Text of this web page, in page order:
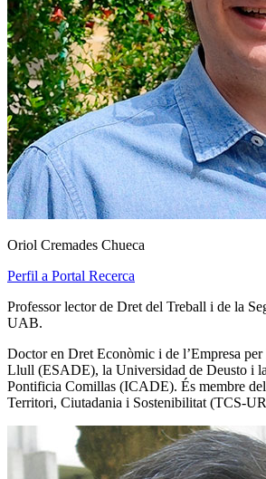
Oriol Cremades Chueca
Perfil a Portal Recerca
Professor lector de Dret del Treball i de la
UAB.
Doctor en Dret Econòmic i de l’Empresa
Llull (ESADE), la Universidad de Deusto i
Pontificia Comillas (ICADE). És membre
Territori, Ciutadania i Sostenibilitat (TCS-